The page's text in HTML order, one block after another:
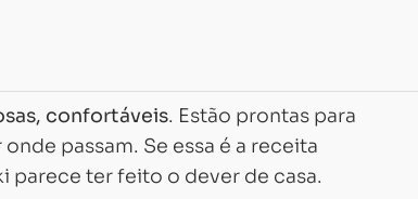
confortáveis. Estão prontas para
passam. Se essa é a receita
parece ter feito o dever de casa.